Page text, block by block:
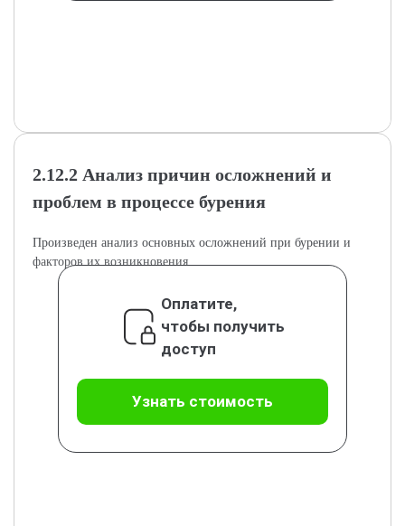
2.12.2 Анализ причин осложнений и
проблем в процессе бурения
Произведен анализ основных осложнений при бурении и
факторов их возникновения.
Оплатите,
чтобы получить
доступ
Узнать стоимость